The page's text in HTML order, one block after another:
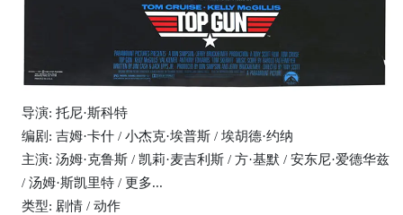
导演: 托尼·斯科特
编剧: 吉姆·卡什 / 小杰克·埃普斯 / 埃胡德·约纳
主演: 汤姆·克鲁斯 / 凯莉·麦吉利斯 / 方·基默 / 安东尼·爱德华兹
/ 汤姆·斯凯里特 / 更多...
类型: 剧情 / 动作